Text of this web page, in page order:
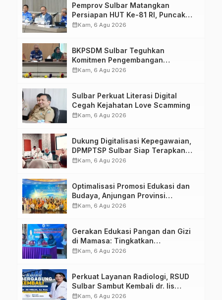
Pemprov Sulbar Matangkan
Persiapan HUT Ke-81 RI, Puncak
Upacara di Lapangan Ahmad
calendar_monthKam, 6 Agu 2026
BKPSDM Sulbar Teguhkan
Komitmen Pengembangan
Kompetensi ASN melalui
calendar_monthKam, 6 Agu 2026
Sulbar Perkuat Literasi Digital
Cegah Kejahatan Love Scamming
calendar_monthKam, 6 Agu 2026
Dukung Digitalisasi Kepegawaian,
DPMPTSP Sulbar Siap Terapkan
Aplikasi FLEKSI ASN
calendar_monthKam, 6 Agu 2026
Optimalisasi Promosi Edukasi dan
Budaya, Anjungan Provinsi
Sulawesi Barat Perkuat Kolaborasi
calendar_monthKam, 6 Agu 2026
Gerakan Edukasi Pangan dan Gizi
di Mamasa: Tingkatkan
Pengetahuan dan Keterampilan
calendar_monthKam, 6 Agu 2026
Perkuat Layanan Radiologi, RSUD
Sulbar Sambut Kembali dr. Iis
Imelda, Sp.Rad
calendar_monthKam, 6 Agu 2026